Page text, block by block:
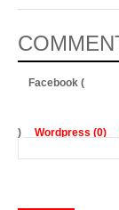
Facebook (
) Wordpress (0)